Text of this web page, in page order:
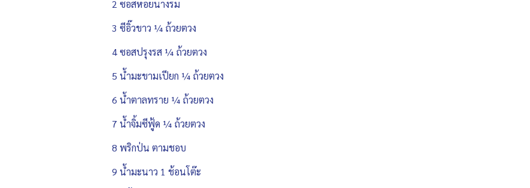
2 ซอสหอยนางรม
3 ซีอิ๊วขาว ¼ ถ้วยตวง
4 ซอสปรุงรส ¼ ถ้วยตวง
5 น้ำมะขามเปียก ¼ ถ้วยตวง
6 น้ำตาลทราย ¼ ถ้วยตวง
7 น้ำจิ้มซีฟู้ด ¼ ถ้วยตวง
8 พริกป่น ตามชอบ
9 น้ำมะนาว 1 ช้อนโต๊ะ